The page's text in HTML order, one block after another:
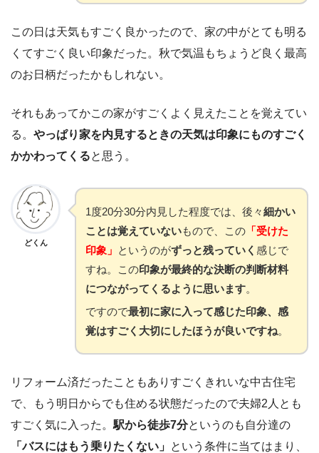
この日は天気もすごく良かったので、家の中がとても明る
くてすごく良い印象だった。秋で気温もちょうど良く最高
のお日柄だったかもしれない。
それもあってかこの家がすごくよく見えたことを覚えてい
る。 やっぱり家を内見するときの天気は印象にものすごく
かかわってくると思う。
どくん
1度20分30分内見した程度では、後々細かい
ことは覚えていないもので、この 「受けた
印象」 というのがずっと残っていく 感じで
すね。この印象が最終的な決断の判断材料
につながってくるように思います。
ですので最初に家に入って感じた印象、感
覚はすごく大切にしたほうが良いですね。
リフォーム済だったこともありすごくきれいな中古住宅
で、もう明日からでも住める状態だったので夫婦2人とも
すごく気に入った。 駅から徒歩7分というのも自分達の
「バスにはもう乗りたくない」 という条件に当てはまり、